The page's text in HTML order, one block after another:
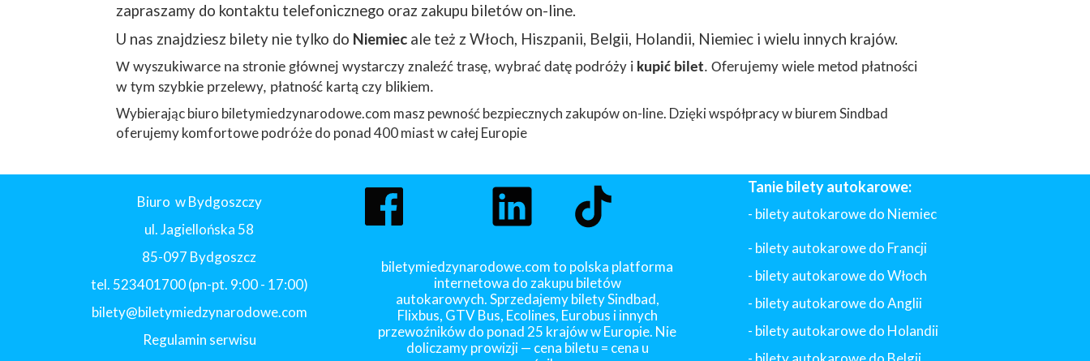
zapraszamy do kontaktu telefonicznego oraz zakupu biletów on-line.
U nas znajdziesz bilety nie tylko do Niemiec ale też z Włoch, Hiszpanii, Belgii, Holandii, Niemiec i wielu innych krajów.
W wyszukiwarce na stronie głównej wystarczy znaleźć trasę, wybrać datę podróży i kupić bilet. Oferujemy wiele metod płatności
w tym szybkie przelewy, płatność kartą czy blikiem.
Wybierając biuro biletymiedzynarodowe.com masz pewność bezpiecznych zakupów on-line. Dzięki współpracy w biurem Sindbad
oferujemy komfortowe podróże do ponad 400 miast w całej Europie
biletymiedzynarodowe.com to polska platforma
internetowa do zakupu biletów
autokarowych. Sprzedajemy bilety Sindbad,
Flixbus, GTV Bus, Ecolines, Eurobus i innych
przewoźników do ponad 25 krajów w Europie. Nie
doliczamy prowizji — cena biletu = cena u
Tanie bilety autokarowe:
- bilety autokarowe do Niemiec
- bilety autokarowe do Francji
- bilety autokarowe do Włoch
- bilety autokarowe do Anglii
- bilety autokarowe do Holandii
Biuro w Bydgoszczy
ul. Jagiellońska 58
85-097 Bydgoszcz
tel. 523401700 (pn-pt. 9:00 - 17:00)
bilety@biletymiedzynarodowe.com
Regulamin serwisu